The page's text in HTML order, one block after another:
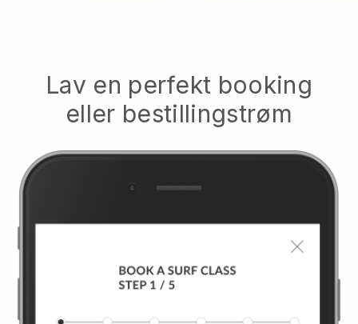
Lav en perfekt booking
eller bestillingstrøm